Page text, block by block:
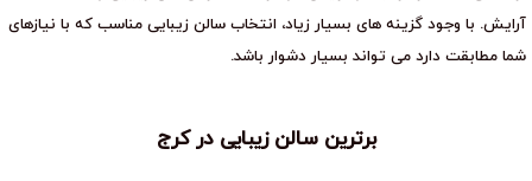
آرایش. با وجود گزینه های بسیار زیاد، انتخاب سالن زیبایی مناسب که با نیازهای
شما مطابقت دارد می تواند بسیار دشوار باشد.
برترین سالن زیبایی در کرج